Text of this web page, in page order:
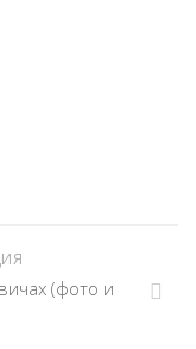
(фото и